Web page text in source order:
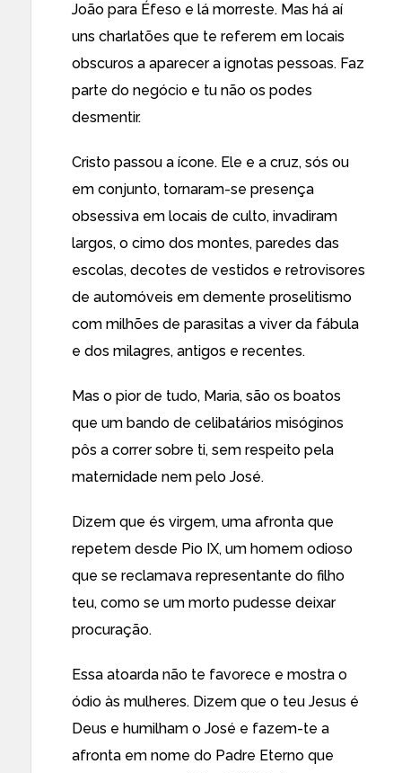
João para Éfeso e lá morreste. Mas há aí
uns charlatões que te referem em locais
obscuros a aparecer a ignotas pessoas. Faz
parte do negócio e tu não os podes
desmentir.
Cristo passou a ícone. Ele e a cruz, sós ou
em conjunto, tornaram-se presença
obsessiva em locais de culto, invadiram
largos, o cimo dos montes, paredes das
escolas, decotes de vestidos e retrovisores
de automóveis em demente proselitismo
com milhões de parasitas a viver da fábula
e dos milagres, antigos e recentes.
Mas o pior de tudo, Maria, são os boatos
que um bando de celibatários misóginos
pôs a correr sobre ti, sem respeito pela
maternidade nem pelo José.
Dizem que és virgem, uma afronta que
repetem desde Pio IX, um homem odioso
que se reclamava representante do filho
teu, como se um morto pudesse deixar
procuração.
Essa atoarda não te favorece e mostra o
ódio às mulheres. Dizem que o teu Jesus é
Deus e humilham o José e fazem-te a
afronta em nome do Padre Eterno que